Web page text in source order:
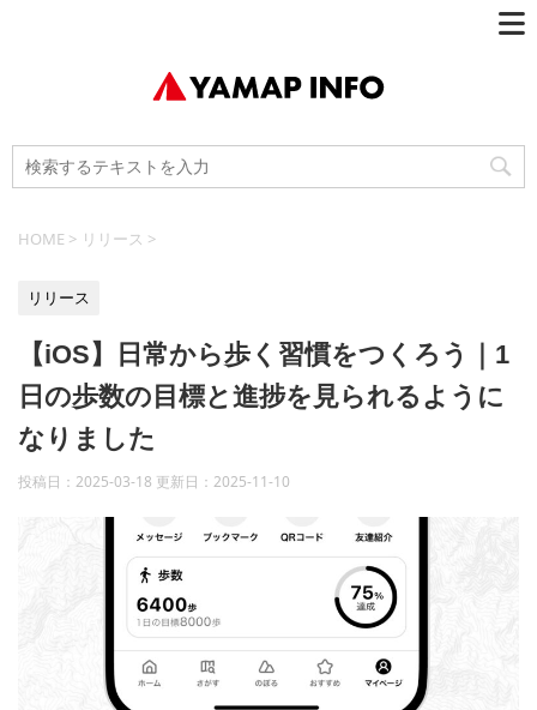
HOME > リリース >
リリース
【iOS】日常から歩く習慣をつくろう｜1
日の歩数の目標と進捗を見られるように
なりました
投稿日：2025-03-18 更新日： 2025-11-10